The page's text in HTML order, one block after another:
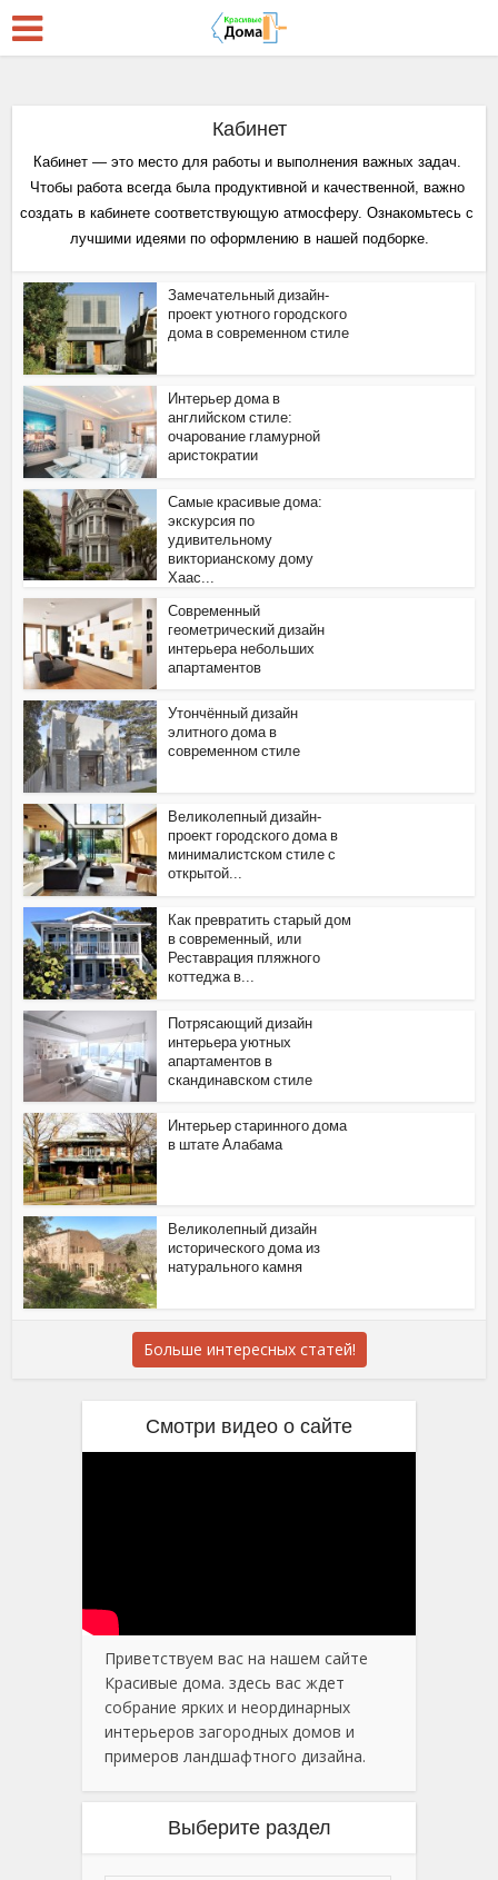
Кабинет
Кабинет — это место для работы и выполнения важных задач.
Чтобы работа всегда была продуктивной и качественной, важно
создать в кабинете соответствующую атмосферу. Ознакомьтесь с
лучшими идеями по оформлению в нашей подборке.
Замечательный дизайн-
проект уютного городского
дома в современном стиле
Интерьер дома в
английском стиле:
очарование гламурной
аристократии
Самые красивые дома:
экскурсия по
удивительному
викторианскому дому
Хаас...
Современный
геометрический дизайн
интерьера небольших
апартаментов
Утончённый дизайн
элитного дома в
современном стиле
Великолепный дизайн-
проект городского дома в
минималистском стиле с
открытой...
Как превратить старый дом
в современный, или
Реставрация пляжного
коттеджа в...
Потрясающий дизайн
интерьера уютных
апартаментов в
скандинавском стиле
Интерьер старинного дома
в штате Алабама
Великолепный дизайн
исторического дома из
натурального камня
Больше интересных статей!
Смотри видео о сайте
Приветствуем вас на нашем сайте
Красивые дома. здесь вас ждет
собрание ярких и неординарных
интерьеров загородных домов и
примеров ландшафтного дизайна.
Выберите раздел